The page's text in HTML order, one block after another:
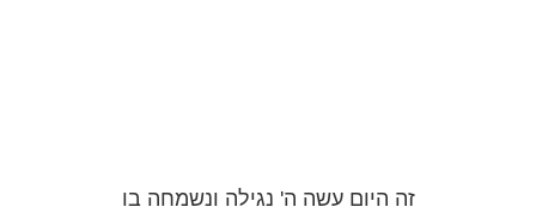
זה היום עשה ה' נגילה ונשמחה בו